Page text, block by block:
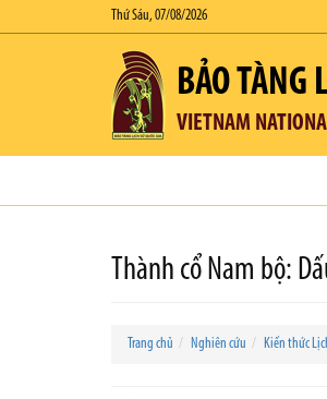
Thứ Sáu, 07/08/2026
BẢO TÀNG
VIETNAM
Thành cổ Nam bộ:
Trang chủ Nghiên cứu Kiến thức